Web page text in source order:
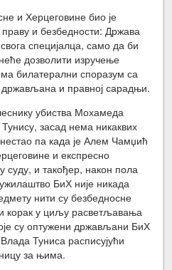
и Херцеговине био је
и безбедности: Држава
специјалца, само да би
дозволити изручење
билатерални споразум са
и правној сарадњи.
убиства Мохамеда
Тунису, засад нема никаквих
па када је Алем Чамџић
и експресно
суду, и такођер, након пола
БиХ није никада
нити су безбедносне
корак у циљу расветљавања
су оптужени држављани БиХ
Туниса расписујући
за њима.